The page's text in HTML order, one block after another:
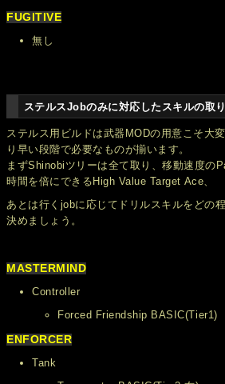
FUGITIVE
無し
ステルスJobのみに対応したスキルの取
ステルス用ビルドは武器MODの用意こそ大
り早い段階で必要なものが揃います。
まずShinobiツリーは全て取り、移動速度の
時間を倍にできるHigh Value Target Ace、
あとは行くjobに応じてドリルスキルをどの
決めましょう。
MASTERMIND
Controller
Forced Friendship BASIC(Tier1)
ENFORCER
Tank